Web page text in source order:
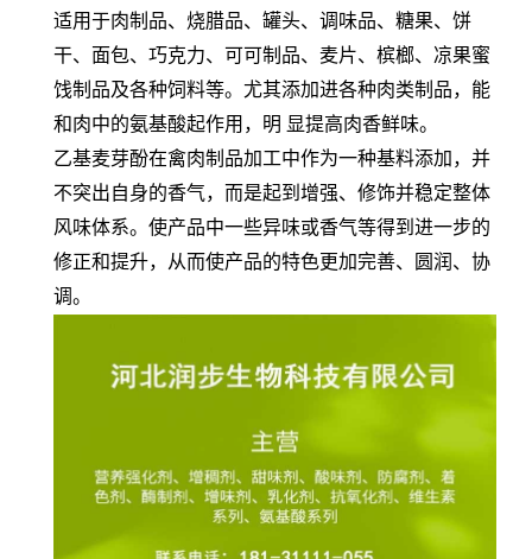
适用于肉制品、烧腊品、罐头、调味品、糖果、饼
干、面包、巧克力、可可制品、麦片、槟榔、凉果蜜
饯制品及各种饲料等。尤其添加进各种肉类制品，能
和肉中的氨基酸起作用，明 显提高肉香鲜味。
乙基麦芽酚在禽肉制品加工中作为一种基料添加，并
不突出自身的香气，而是起到增强、修饰并稳定整体
风味体系。使产品中一些异味或香气等得到进一步的
修正和提升，从而使产品的特色更加完善、圆润、协
调。